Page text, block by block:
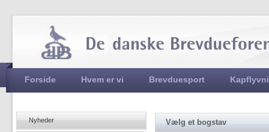
Hovedmenu
Forside Hvem er vi Brevduesport
Vælg et bogstav
Nyheder